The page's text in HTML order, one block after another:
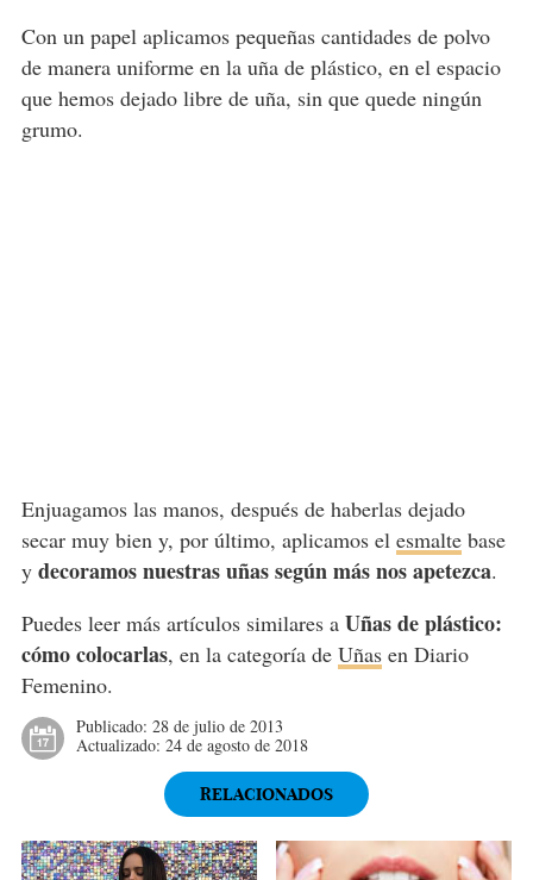
Con un papel aplicamos pequeñas cantidades de polvo
de manera uniforme en la uña de plástico, en el espacio
que hemos dejado libre de uña, sin que quede ningún
grumo.
Enjuagamos las manos, después de haberlas dejado
secar muy bien y, por último, aplicamos el esmaltebase
y decoramos nuestras uñas según más nos apetezca.
Puedes leer más artículos similares a Uñas de plástico:
cómo colocarlas, en la categoría de Uñasen Diario
Femenino.
Publicado: 28 de julio de 2013
Actualizado: 24 de agosto de 2018
RELACIONADOS